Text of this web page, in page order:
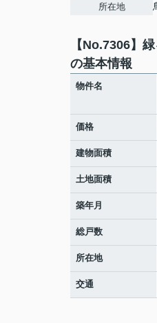
所在地
【No.7306】
の基本情報
物件名
価格
建物面積
土地面積
築年月
総戸数
所在地
交通